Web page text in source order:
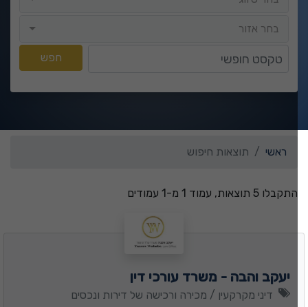
בחר אזור
חפש
ראשי תוצאות חיפוש
התקבלו 5 תוצאות, עמוד 1 מ-1 עמודים
יעקב והבה - משרד עורכי דין
דיני מקרקעין / מכירה ורכישה של דירות ונכסים